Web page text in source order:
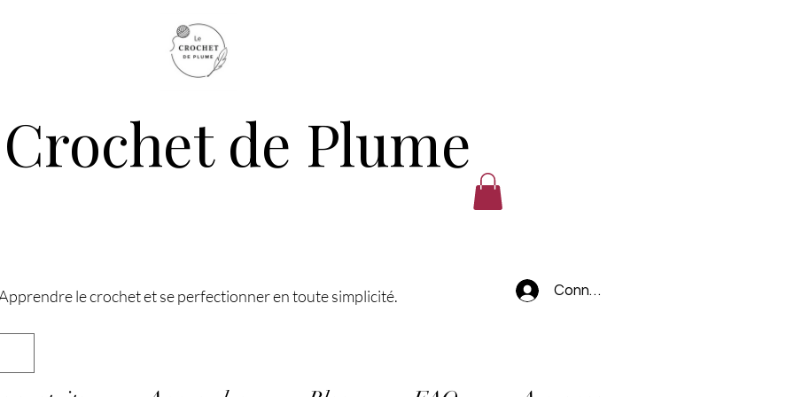
de Plume
le crochet et se perfectionner en toute simplicité. Connexion